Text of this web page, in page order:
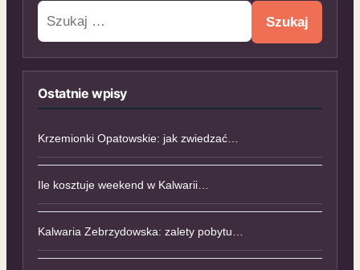
Szukaj:
Ostatnie wpisy
Krzemionki Opatowskie: jak zwiedzać…
Ile kosztuje weekend w Kalwarii…
Kalwaria Zebrzydowska: zalety pobytu…